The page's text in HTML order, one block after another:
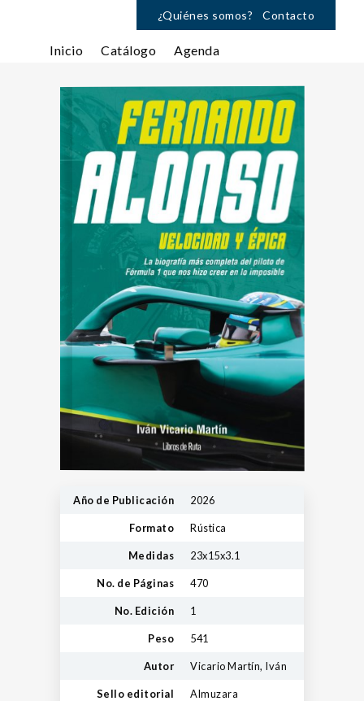
¿Quiénes somos? Contacto
Inicio Catálogo Agenda
Año de Publicación 2026
Formato Rústica
Medidas 23x15x3.1
No. de Páginas 470
No. Edición 1
Peso 541
Autor Vicario Martín, Iván
Sello editorial Almuzara